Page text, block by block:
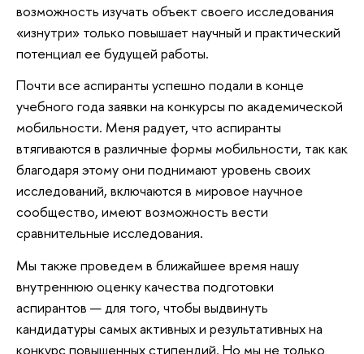
возможность изучать объект своего исследования
«изнутри» только повышает научный и практический
потенциал ее будущей работы.
Почти все аспиранты успешно подали в конце
учебного года заявки на конкурсы по академической
мобильности. Меня радует, что аспиранты
втягиваются в различные формы мобильности, так как
благодаря этому они поднимают уровень своих
исследований, включаются в мировое научное
сообщество, имеют возможность вести
сравнительные исследования.
Мы также проведем в ближайшее время нашу
внутреннюю оценку качества подготовки
аспирантов — для того, чтобы выдвинуть
кандидатуры самых активных и результативных на
конкурс повышенных стипендий. Но мы не только